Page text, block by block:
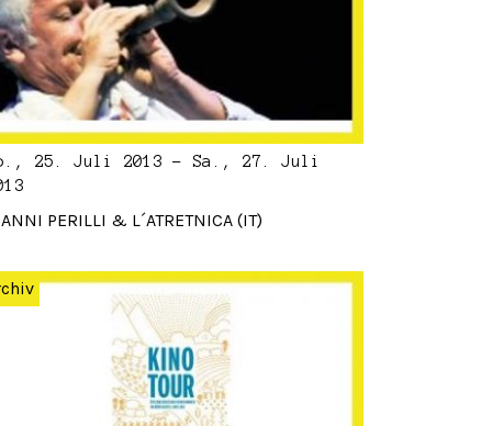
25. Juli 2013 - Sa., 27. Juli
PERILLI & L´ATRETNICA (IT)